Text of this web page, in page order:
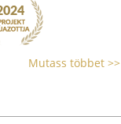
Mutass többet >>